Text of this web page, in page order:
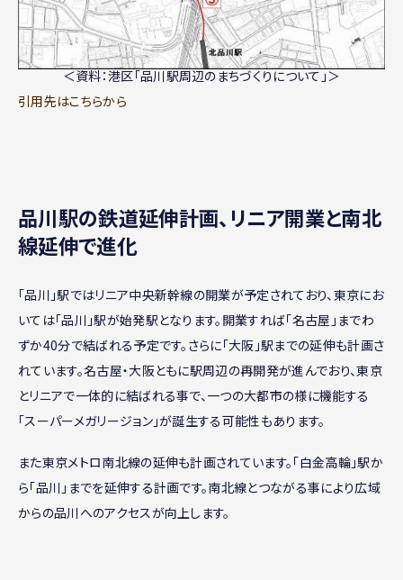
＜資料：港区「品川駅周辺のまちづくりについて」＞
引用先はこちらから
品川駅の鉄道延伸計画、リニア開業と南北
線延伸で進化
「品川」駅ではリニア中央新幹線の開業が予定されており、東京にお
いては「品川」駅が始発駅となります。開業すれば「名古屋」までわ
ずか40分で結ばれる予定です。さらに「大阪」駅までの延伸も計画さ
れています。名古屋・大阪ともに駅周辺の再開発が進んでおり、東京
とリニアで一体的に結ばれる事で、一つの大都市の様に機能する
「スーパーメガリージョン」が誕生する可能性もあります。
また東京メトロ南北線の延伸も計画されています。「白金高輪」駅か
ら「品川」までを延伸する計画です。南北線とつながる事により広域
からの品川へのアクセスが向上します。